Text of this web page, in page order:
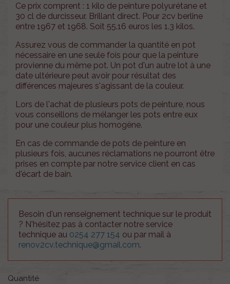
Ce prix comprent : 1 kilo de peinture polyurétane et
30 cl de durcisseur. Brillant direct. Pour 2cv berline
entre 1967 et 1968. Soit 55.16 euros les 1.3 kilos.
Assurez vous de commander la quantité en pot
nécessaire en une seule fois pour que la peinture
provienne du même pot. Un pot d'un autre lot à une
date ultérieure peut avoir pour résultat des
différences majeures s'agissant de la couleur.
Lors de l'achat de plusieurs pots de peinture, nous
vous conseillons de mélanger les pots entre eux
pour une couleur plus homogène.
En cas de commande de pots de peinture en
plusieurs fois, aucunes réclamations ne pourront être
prises en compte par notre service client en cas
d'écart de bain.
Besoin d'un renseignement technique sur le produit
? N'hésitez pas à contacter notre service
technique au 0254 277 154 ou par mail à
renov2cv.technique@gmail.com.
Quantité